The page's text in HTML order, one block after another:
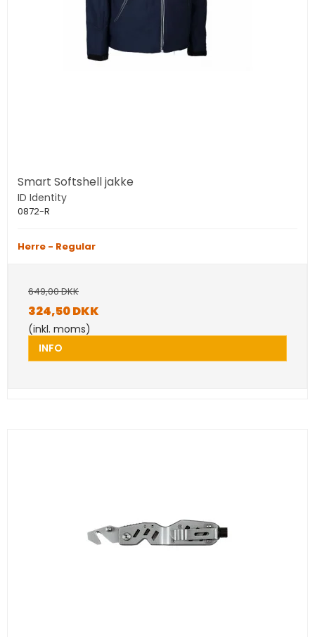
Smart Softshell jakke
ID Identity
0872-R
Herre - Regular
649,00 DKK
324,50 DKK
(inkl. moms)
INFO